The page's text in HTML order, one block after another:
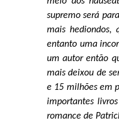
supremo será
mais hediondos,
entanto uma
um autor então
mais deixou de
e 15 milhões em
importantes
romance de